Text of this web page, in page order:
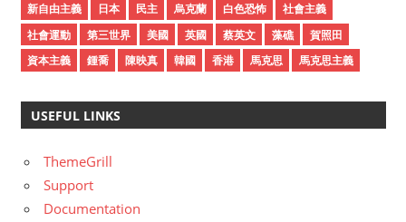
新自由主義
日本 民主 烏克蘭 白色恐怖
社會主義
社會運動
第三世界 美國 英國 蔡英文 藻礁
賀照田
資本主義
鍾喬 陳映真 韓國 香港 馬克思 馬克思主義
USEFUL LINKS
ThemeGrill
Support
Documentation